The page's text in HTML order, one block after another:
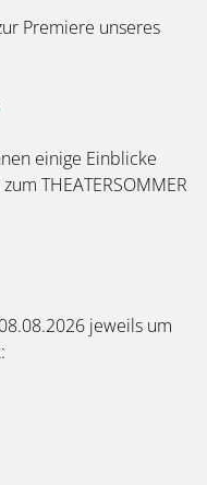
Premiere unseres
einige Einblicke
THEATERSOMMER
jeweils um